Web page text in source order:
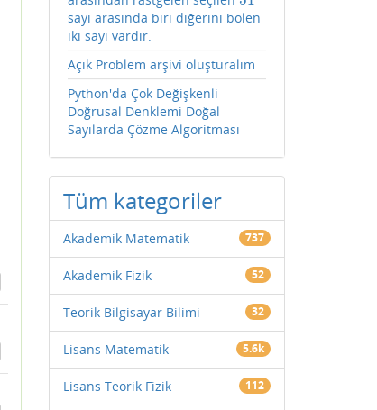
sayı arasında biri diğerini bölen
iki sayı vardır.
Açık Problem arşivi oluşturalım
Python'da Çok Değişkenli
Doğrusal Denklemi Doğal
Sayılarda Çözme Algoritması
Tüm kategoriler
Akademik Matematik 737
Akademik Fizik 52
Teorik Bilgisayar Bilimi 32
Lisans Matematik 5.6k
Lisans Teorik Fizik 112